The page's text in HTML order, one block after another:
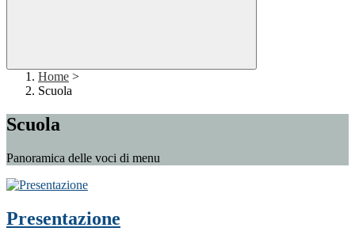
Home >
Scuola
Scuola
Panoramica delle voci di menu
Presentazione